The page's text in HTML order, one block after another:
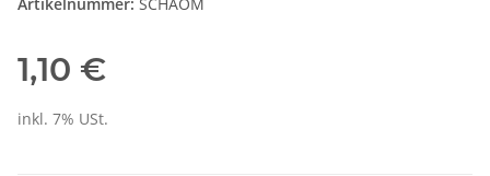
1,10 €
inkl. 7% USt.